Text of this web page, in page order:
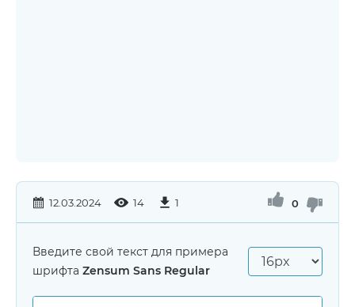
12.03.2024 14 1 0
Введите свой текст для примера
шрифта Zensum Sans Regular